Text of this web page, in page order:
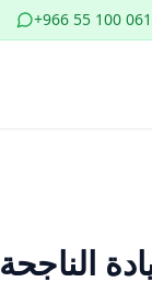
+966 55 100
الناجحة